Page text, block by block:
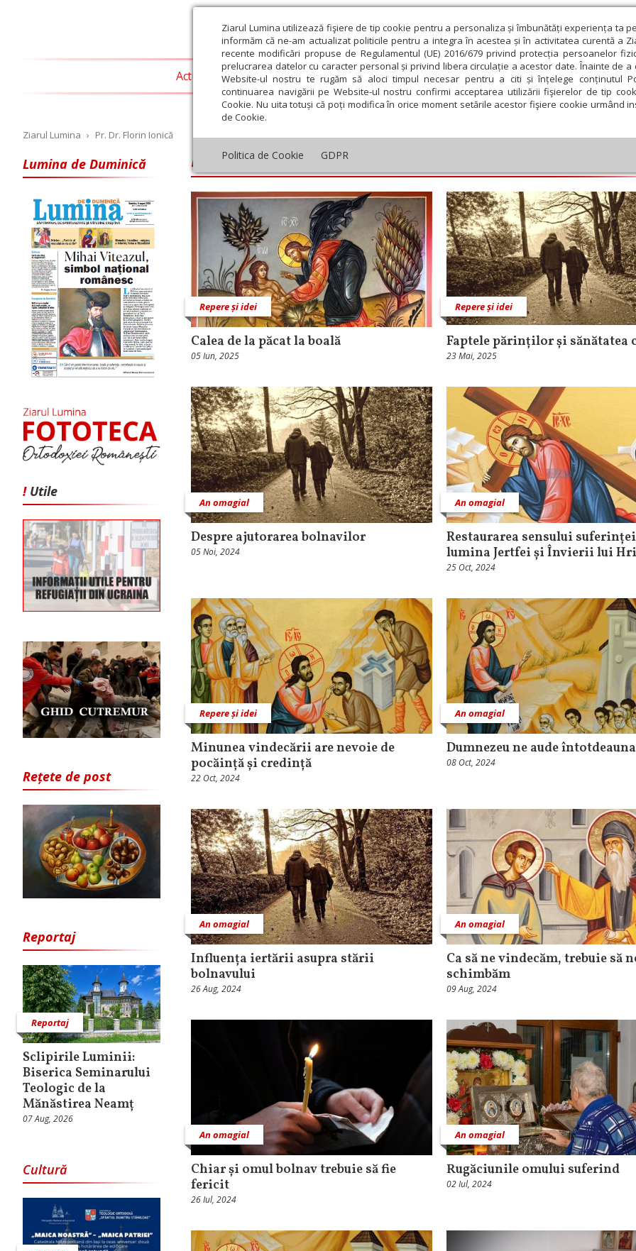
Ziarul Lumina utilizează fişiere de tip cookie pentru a personaliza și îmbunătăți experiența ta
informăm că ne-am actualizat politicile pentru a integra în acestea și în activitatea curentă a
recente modificări propuse de Regulamentul (UE) 2016/679 privind protecția persoanelor
prelucrarea datelor cu caracter personal și privind libera circulație a acestor date. Înainte de
Website-ul nostru te rugăm să aloci timpul necesar pentru a citi și înțelege conținutul
continuarea navigării pe Website-ul nostru confirmi acceptarea utilizării fişierelor de tip
Cookie. Nu uita totuși că poți modifica în orice moment setările acestor fişiere cookie urmând
de Cookie.
Politica de Cookie GDPR
Actualitate religioasă Teologie și spiritualitate Educaţie și Cultură Societate
Ziarul Lumina › Pr. Dr. Florin Ionică
Lumina de Duminică
! Utile
Rețete de post
Reportaj
Reportaj
Sclipirile Luminii:
Biserica Seminarului
Teologic de la
Mănăstirea Neamț
07 Aug, 2026
Cultură
Pr. Dr. Florin Ionică
Repere și idei
Calea de la păcat la boală
05 Iun, 2025
Repere și idei
Faptele părinților și
23 Mai, 2025
An omagial
Despre ajutorarea bolnavilor
05 Noi, 2024
An omagial
Restaurarea sensului
lumina Jertfei și Învierii lui
25 Oct, 2024
Repere și idei
Minunea vindecării are nevoie de
pocăință și credință
22 Oct, 2024
An omagial
Dumnezeu ne aude întotdeauna
08 Oct, 2024
An omagial
Influența iertării asupra stării
bolnavului
26 Aug, 2024
An omagial
Ca să ne vindecăm, trebuie să
schimbăm
09 Aug, 2024
An omagial
Chiar și omul bolnav trebuie să fie
fericit
26 Iul, 2024
An omagial
Rugăciunile omului suferind
02 Iul, 2024
August Septembrie Octombrie Noiembrie Decembrie Ianuarie Februarie Martie Aprilie